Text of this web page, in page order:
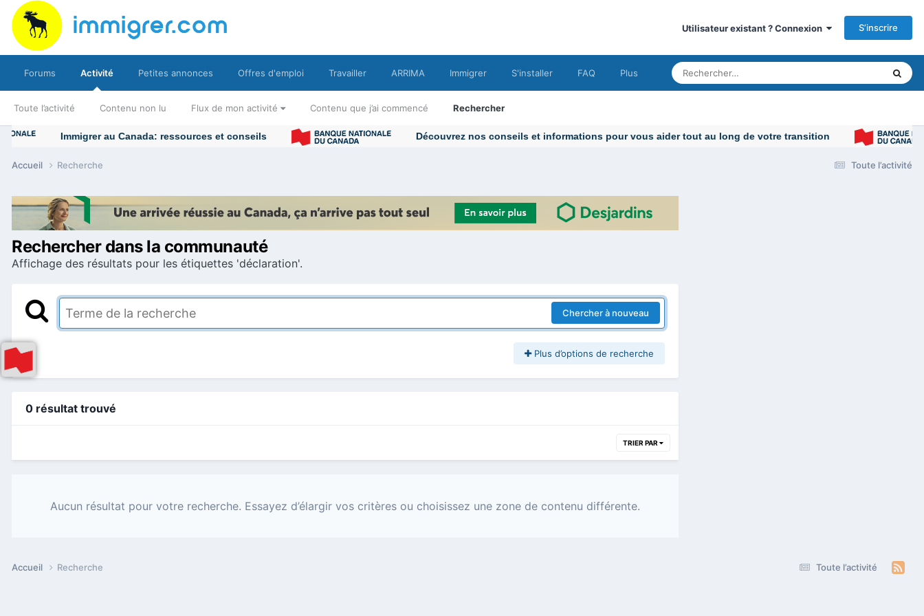
Utilisateur existant ? Connexion S’inscrire
Forums Activité
Toute l’activité Contenu non lu Flux de mon activité Contenu que j’ai commencé Rechercher
Petites annonces Offres d'emploi Travailler ARRIMA Immigrer S'installer FAQ Plus
Immigrer au Canada: ressources et conseils Découvrez nos conseils et informations pour vous aider tout au long de votre transition
Toute l’activité
Accueil Recherche
Rechercher dans la communauté
Affichage des résultats pour les étiquettes 'déclaration'.
Chercher à nouveau
Plus d’options de recherche
0 résultat trouvé
TRIER PAR
Aucun résultat pour votre recherche. Essayez d’élargir vos critères ou choisissez une zone de contenu différente.
Toute l’activité
Accueil Recherche